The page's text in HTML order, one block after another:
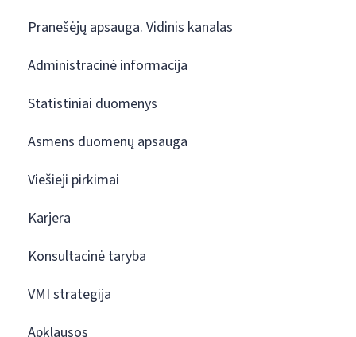
Pranešėjų apsauga. Vidinis kanalas
Administracinė informacija
Statistiniai duomenys
Asmens duomenų apsauga
Viešieji pirkimai
Karjera
Konsultacinė taryba
VMI strategija
Apklausos